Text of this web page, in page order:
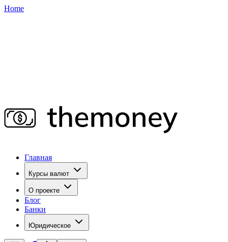
Home
Главная
Курсы валют
О проекте
Блог
Банки
Юридическое